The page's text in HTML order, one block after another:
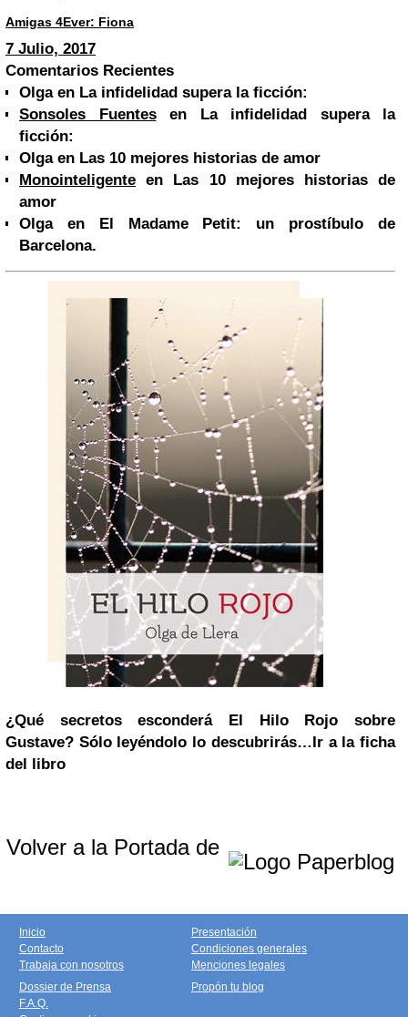
Amigas 4Ever: Fiona
7 Julio, 2017
Comentarios Recientes
Olgaen La infidelidad supera la ficción:
Sonsoles Fuentesen La infidelidad supera la
ficción:
Olgaen Las 10 mejores historias de amor
Monointeligente en Las 10 mejores historias de
amor
Olgaen El Madame Petit: un prostíbulo de
Barcelona.
¿Qué secretos esconderá El Hilo Rojo sobre
Gustave? Sólo leyéndolo lo descubrirás…Ir a la ficha
del libro
Volver a la Portada de
Inicio
Contacto
Trabaja con nosotros
Presentación
Condiciones generales
Menciones legales
Dossier de Prensa
F.A.Q.
Propón tu blog